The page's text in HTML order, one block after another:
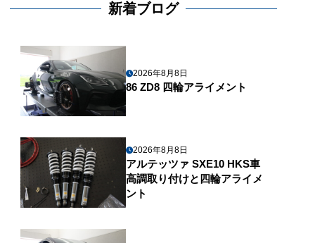
新着ブログ
2026年8月8日
86 ZD8 四輪アライメント
2026年8月8日
アルテッツァ SXE10 HKS車
高調取り付けと四輪アライメ
ント